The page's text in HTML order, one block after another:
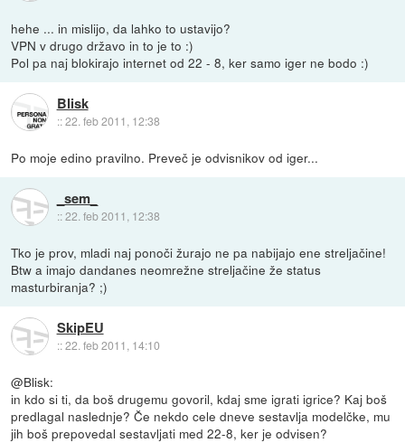
hehe ... in mislijo, da lahko to ustavijo?
VPN v drugo državo in to je to :)
Pol pa naj blokirajo internet od 22 - 8, ker samo iger ne bodo :)
Blisk
::22. feb 2011, 12:38
Po moje edino pravilno. Preveč je odvisnikov od iger...
_sem_
::22. feb 2011, 12:38
Tko je prov, mladi naj ponoči žurajo ne pa nabijajo ene streljačine!
Btw a imajo dandanes neomrežne streljačine že status
masturbiranja? ;)
SkipEU
::22. feb 2011, 14:10
@Blisk:
in kdo si ti, da boš drugemu govoril, kdaj sme igrati igrice? Kaj boš
predlagal naslednje? Če nekdo cele dneve sestavlja modelčke, mu
jih boš prepovedal sestavljati med 22-8, ker je odvisen?